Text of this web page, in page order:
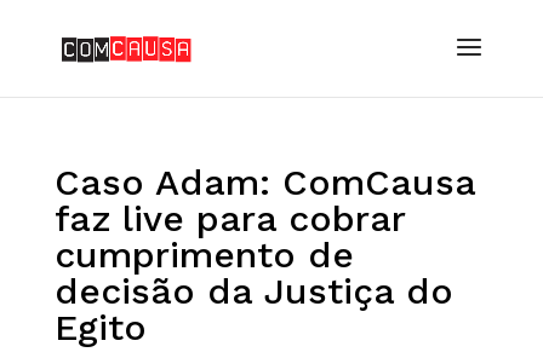
Caso Adam: ComCausa
faz live para cobrar
cumprimento de
decisão da Justiça do
Egito